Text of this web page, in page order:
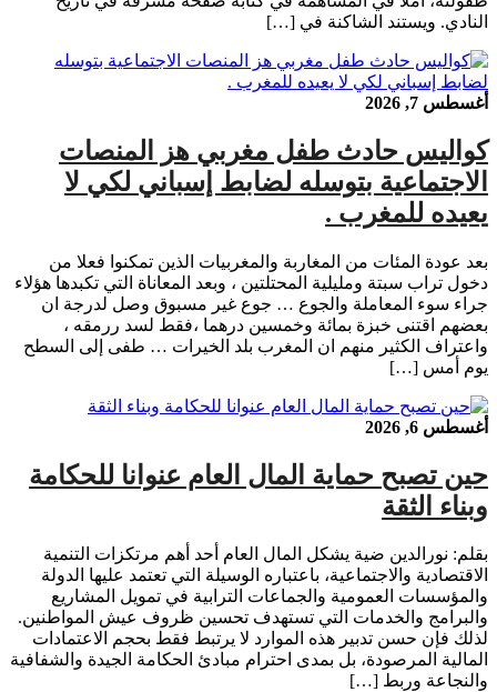
النادي. ويستند الشاكنة في […]
أغسطس 7, 2026
كواليس حادث طفل مغربي هز المنصات
الاجتماعية بتوسله لضابط إسباني لكي لا
يعيده للمغرب .
بعد عودة المئات من المغاربة والمغربيات الذين تمكنوا فعلا من
دخول تراب سبتة ومليلية المحتلتين ، وبعد المعاناة التي تكبدها هؤلاء
جراء سوء المعاملة والجوع … جوع غير مسبوق وصل لدرجة ان
بعضهم اقتنى خبزة بمائة وخمسين درهما ،فقط لسد ررمقه ،
واعتراف الكثير منهم ان المغرب بلد الخيرات … طفى إلى السطح
يوم أمس […]
أغسطس 6, 2026
حين تصبح حماية المال العام عنوانا للحكامة
وبناء الثقة
بقلم: نورالدين ضية يشكل المال العام أحد أهم مرتكزات التنمية
الاقتصادية والاجتماعية، باعتباره الوسيلة التي تعتمد عليها الدولة
والمؤسسات العمومية والجماعات الترابية في تمويل المشاريع
والبرامج والخدمات التي تستهدف تحسين ظروف عيش المواطنين.
لذلك فإن حسن تدبير هذه الموارد لا يرتبط فقط بحجم الاعتمادات
المالية المرصودة، بل بمدى احترام مبادئ الحكامة الجيدة والشفافية
والنجاعة وربط […]